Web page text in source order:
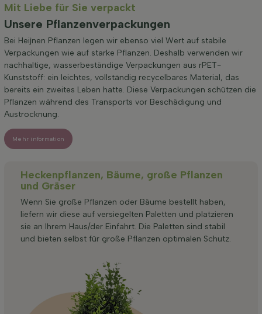
Mit Liebe für Sie verpackt
Unsere Pflanzenverpackungen
Bei Heijnen Pflanzen legen wir ebenso viel Wert auf stabile
Verpackungen wie auf starke Pflanzen. Deshalb verwenden wir
nachhaltige, wasserbeständige Verpackungen aus rPET-
Kunststoff: ein leichtes, vollständig recycelbares Material, das
bereits ein zweites Leben hatte. Diese Verpackungen schützen die
Pflanzen während des Transports vor Beschädigung und
Austrocknung.
Mehr information
Heckenpflanzen, Bäume, große Pflanzen
und Gräser
Wenn Sie große Pflanzen oder Bäume bestellt haben,
liefern wir diese auf versiegelten Paletten und platzieren
sie an Ihrem Haus/der Einfahrt. Die Paletten sind stabil
und bieten selbst für große Pflanzen optimalen Schutz.